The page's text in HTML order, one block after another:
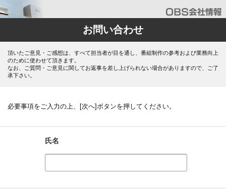
お問い合わせ
頂いたご意見・ご感想は、すべて担当者が目を通し、番組制作の参考および業務向上
のために使わせて頂きます。
なお、ご質問・ご意見に関してお返事を差し上げられない場合がありますので、ご了
承下さい。
必要事項をご入力の上、[次へ]ボタンを押してください。
氏名